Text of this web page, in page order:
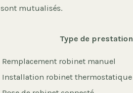
sont mutualisés.
Type de prestation
Remplacement robinet manuel
Installation robinet thermostatique